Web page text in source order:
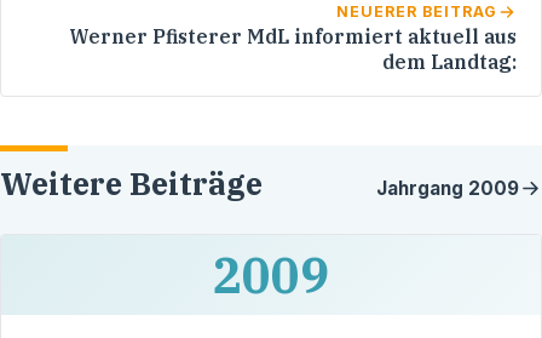
NEUERER BEITRAG
Werner Pfisterer MdL informiert aktuell aus
dem Landtag:
Weitere Beiträge Jahrgang 2009
2009